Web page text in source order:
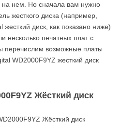
на нем. Но сначала вам нужно
жесткого диска (например,
диск, как показано ниже)
несколько печатных плат с
перечислим возможные платы
WD2000F9YZ жесткий диск
Жёсткий диск